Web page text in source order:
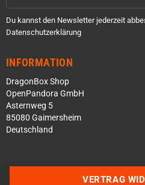
Du kannst den Newsletter jederzeit
Datenschutzerklärung
INFORMATION
DragonBox Shop
OpenPandora GmbH
Asternweg 5
85080 Gaimersheim
Deutschland
VERTRAG